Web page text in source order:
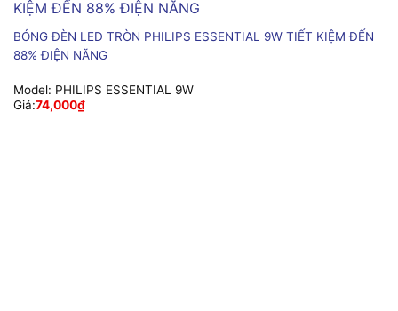
BÓNG ĐÈN LED TRÒN PHILIPS ESSENTIAL 9W TIẾT KIỆM ĐẾN
88% ĐIỆN NĂNG
Model: PHILIPS ESSENTIAL 9W
Giá:74,000₫